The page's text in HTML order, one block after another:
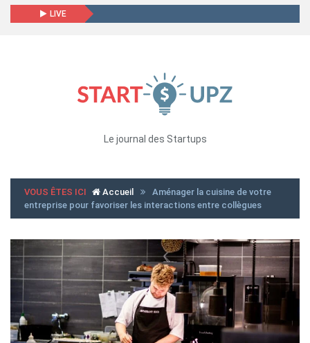
LIVE
Le journal des Startups
VOUS ÊTES ICI Accueil
Aménager la cuisine de votre
entreprise pour favoriser les interactions entre collègues